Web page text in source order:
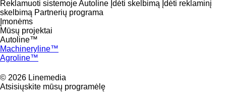
Reklamuoti sistemoje Autoline Įdėti skelbimą Įdėti reklaminį
skelbimą Partnerių programa
Įmonėms
Mūsų projektai
Autoline™
Machineryline™
Agroline™
© 2026 Linemedia
Atsisiųskite mūsų programėlę